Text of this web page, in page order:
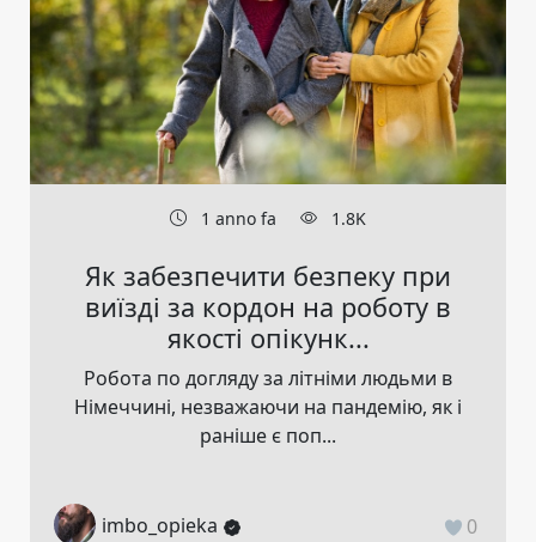
1 anno fa 1.8K
Як забезпечити безпеку при
виїзді за кордон на роботу в
якості опікунк...
Робота по догляду за літніми людьми в
Німеччині, незважаючи на пандемію, як і
раніше є поп...
imbo_opieka 0